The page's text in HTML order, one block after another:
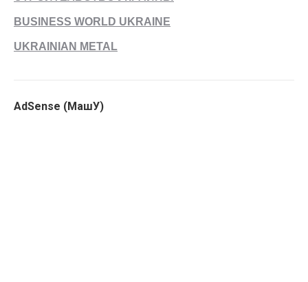
BUSINESS WORLD UKRAINE
UKRAINIAN METAL
AdSense (МашУ)